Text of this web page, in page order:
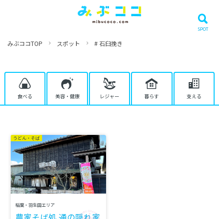
みぶココTOP スポット # 石臼挽き
食べる 美容・健康 レジャー 暮らす 支える
うどん・そば
稲葉・羽生田エリア